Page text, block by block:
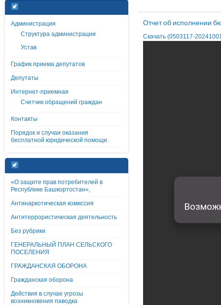
Администрация
Структура администрации
Устав
График приема депутатов
Депутаты
Интернет-приемная
Счетчик обращений граждан
Контакты
Порядок и случаи оказания
бесплатной юридической помощи.
«О защите прав потребителей в
Республике Башкортостан»,
Антинаркотическая комиссия
Антитеррористическая деятельность
Без рубрики
ГЕНЕРАЛЬНЫЙ ПЛАН СЕЛЬСКОГО
ПОСЕЛЕНИЯ
ГРАЖДАНСКАЯ ОБОРОНА
Гражданская оборона
Действия в случае угрозы
возникновения паводка
Отчет об исполнении
Скачать (0503117-